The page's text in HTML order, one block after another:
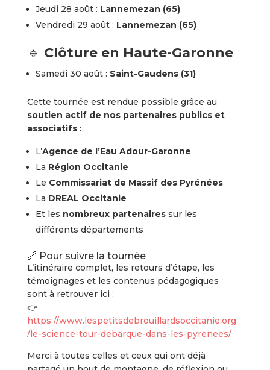
Jeudi 28 août : Lannemezan (65)
Vendredi 29 août : Lannemezan (65)
🔹 Clôture en Haute-Garonne
Samedi 30 août : Saint-Gaudens (31)
Cette tournée est rendue possible grâce au
soutien actif de nos partenaires publics et
associatifs:
L’Agence de l’Eau Adour-Garonne
La Région Occitanie
Le Commissariat de Massif des Pyrénées
La DREAL Occitanie
Et les nombreux partenairessur les
différents départements
🔗 Pour suivre la tournée
L’itinéraire complet, les retours d’étape, les
témoignages et les contenus pédagogiques
sont à retrouver ici :
👉
https://www.lespetitsdebrouillardsoccitanie.org
/le-science-tour-debarque-dans-les-pyrenees/
Merci à toutes celles et ceux qui ont déjà